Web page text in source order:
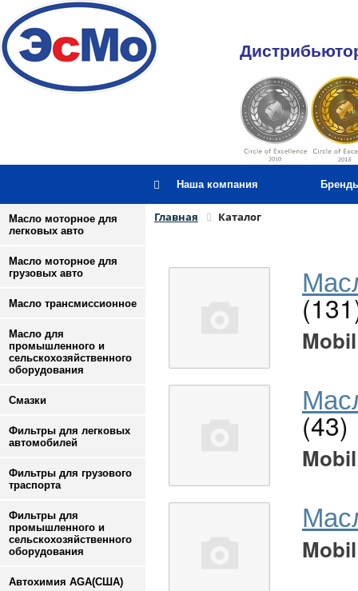
Наша компания
Масло моторное для
легковых авто
Масло моторное для
грузовых авто
Масло трансмиссионное
Масло для
промышленного и
сельскохозяйственного
оборудования
Смазки
Фильтры для легковых
автомобилей
Фильтры для грузового
траспорта
Фильтры для
промышленного и
сельскохозяйственного
оборудования
Автохимия AGA(США)
Главная Каталог
Mobil
(43)
Mobil
Mobil